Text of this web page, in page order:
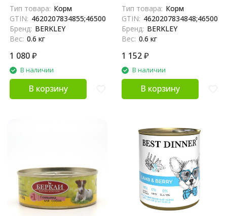
ягненком, в консервах - 100 г
x 6 шт
Тип товара: Корм
GTIN: 4620207834855;4650094044662
Бренд: BERKLEY
Вес: 0.6 кг
1 080₽
В наличии
В корзину
кроликом, в консервах - 100 г
x 6 шт
Тип товара: Корм
GTIN:
Бренд: BERKLEY
Вес: 0.6 кг
1 152₽
В наличии
В корзину